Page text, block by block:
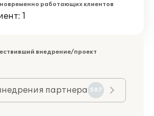
работающих клиентов
1
внедрение/проект
партнера 507